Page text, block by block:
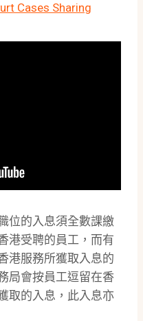
Cases Sharing
位的入息須全數課繳
港受聘的員工，而有
港服務所獲取入息的
局會按員工逗留在香
取的入息，此入息亦